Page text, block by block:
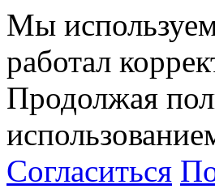
Мы
работал
Продолжая
Согласиться